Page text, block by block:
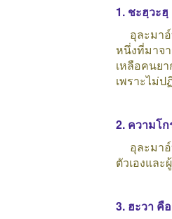
1. ชะฮฺวะฮฺ
อุละมาอ์
หนึ่งที่มาจ
เหลือคนย
เพราะไม่
2. ความโก
อุละมาอ์
ตัวเองและ
3. ฮะวา คือ